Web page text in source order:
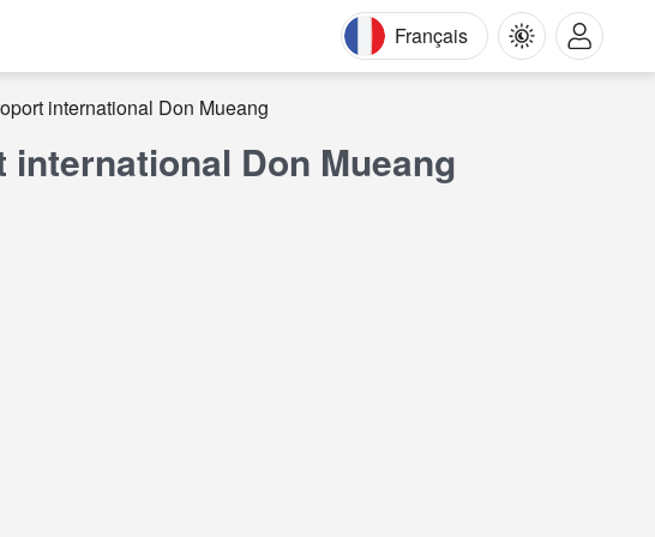
Français
international Don Mueang
international Don Mueang